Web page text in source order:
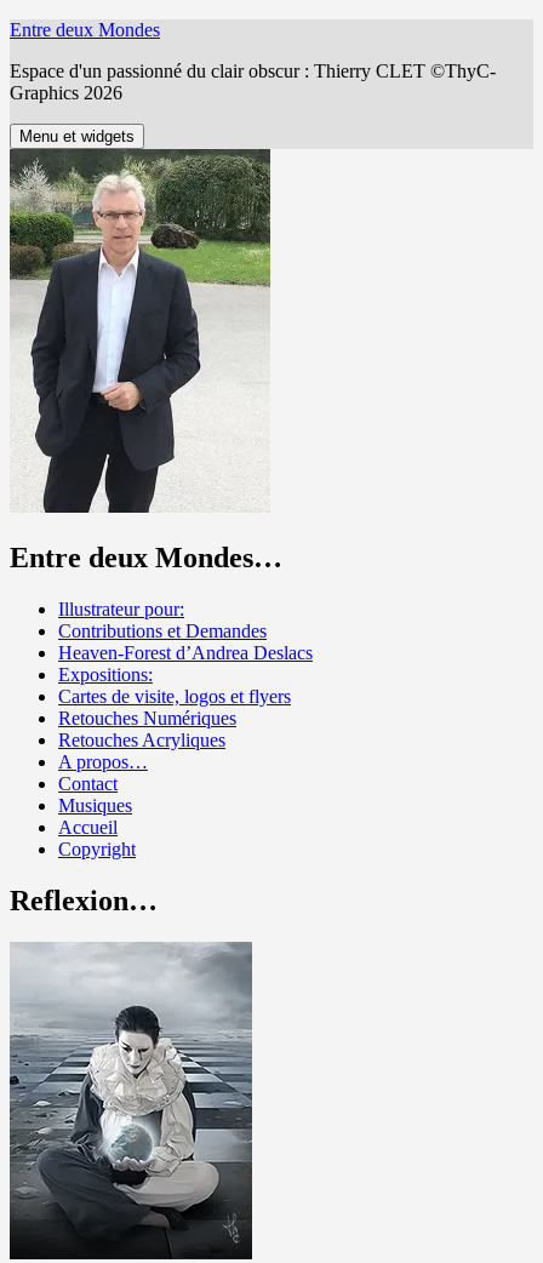
Aller
contenu
Entre deux Mondes
Espace d'un passionné du clair obscur : Thierry CLET ©ThyC-
Graphics 2026
Menu et widgets
Entre deux Mondes…
Illustrateur pour:
Contributions et Demandes
Heaven-Forest d’Andrea Deslacs
Expositions:
Cartes de visite, logos et flyers
Retouches Numériques
Retouches Acryliques
A propos…
Contact
Musiques
Accueil
Copyright
Reflexion…